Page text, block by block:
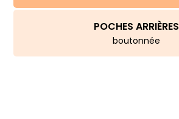
POCHES ARRIÈRES
boutonnée